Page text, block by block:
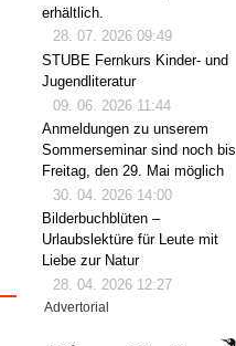
erhältlich.
28. 07. 2026 09:49
STUBE Fernkurs Kinder- und
Jugendliteratur
09. 06. 2026 11:44
Anmeldungen zu unserem
Sommerseminar sind noch bis
Freitag, den 29. Mai möglich
30. 04. 2026 14:00
Bilderbuchblüten –
Urlaubslektüre für Leute mit
Liebe zur Natur
28. 04. 2026 12:27
Advertorial